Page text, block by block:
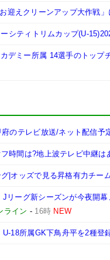
迎えクリーンアップ大作戦
ーシティトリムカップ(U-
デミー所属 14選手のトップ
府のテレビ放送/ネット配信予
時間は?地上波テレビ中継は
|オッズで見る昇格有力チー
Jリーグ新シーズンが今夜開
ライン - 16時 NEW
18所属GK下鳥舟平を2種登